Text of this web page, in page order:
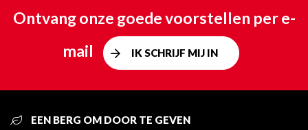
Ontvang onze goede voorstellen per e-
mail
IK SCHRIJF MIJ IN
EEN BERG OM DOOR TE GEVEN